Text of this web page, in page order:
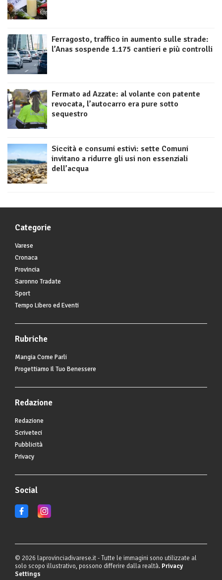
Ferragosto, traffico in aumento sulle strade:
l’Anas sospende 1.175 cantieri e più controlli
Fermato ad Azzate: al volante con patente
revocata, l’autocarro era pure sotto
sequestro
Siccità e consumi estivi: sette Comuni
invitano a ridurre gli usi non essenziali
dell’acqua
Categorie
Varese
Cronaca
Provincia
Saronno Tradate
Sport
Tempo Libero ed Eventi
Rubriche
Mangia Come Parli
Progettiamo Il Tuo Benessere
Redazione
Redazione
Scriveteci
Pubblicità
Privacy
Social
© 2026 laprovinciadivarese.it - Tutte le immagini sono utilizzate al
solo scopo illustrativo, possono differire dalla realtà. Privacy
Settings